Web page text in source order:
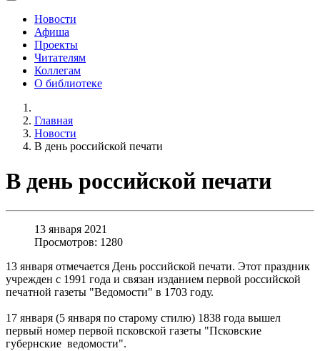
Новости
Афиша
Проекты
Читателям
Коллегам
О библиотеке
Главная
Новости
В день российской печати
В день российской печати
13 января 2021
Просмотров: 1280
13 января отмечается День российской печати. Этот праздник
учрежден с 1991 года и связан изданием первой российской
печатной газеты "Ведомости" в 1703 году.
17 января (5 января по старому стилю) 1838 года вышел
первый номер первой псковской газеты "Псковские
губернские ведомости".